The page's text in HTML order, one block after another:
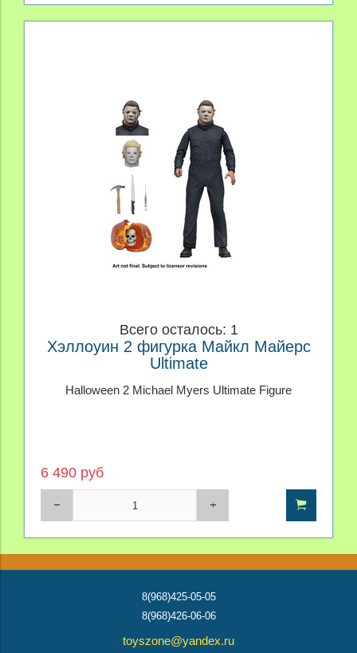
Всего осталось: 1
Хэллоуин 2 фигурка Майкл Майерс
Ultimate
Halloween 2 Michael Myers Ultimate Figure
6 490 руб
8(968)425-05-05
8(968)426-06-06
toyszone@yandex.ru